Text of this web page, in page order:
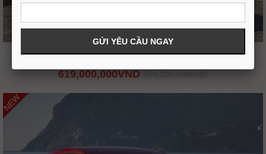
MAZDA 3 SPORT 1.5L LUXURY 2026
619,000,000VND
NEW